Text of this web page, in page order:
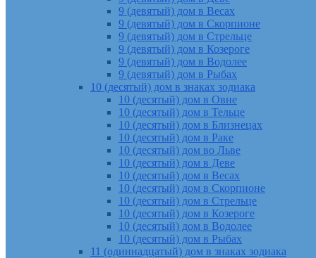
9 (девятый) дом в Весах
9 (девятый) дом в Скорпионе
9 (девятый) дом в Стрельце
9 (девятый) дом в Козероге
9 (девятый) дом в Водолее
9 (девятый) дом в Рыбах
10 (десятый) дом в знаках зодиака
10 (десятый) дом в Овне
10 (десятый) дом в Тельце
10 (десятый) дом в Близнецах
10 (десятый) дом в Раке
10 (десятый) дом во Льве
10 (десятый) дом в Деве
10 (десятый) дом в Весах
10 (десятый) дом в Скорпионе
10 (десятый) дом в Стрельце
10 (десятый) дом в Козероге
10 (десятый) дом в Водолее
10 (десятый) дом в Рыбах
11 (одиннадцатый) дом в знаках зодиака